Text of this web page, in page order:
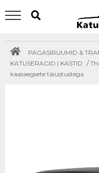
PAGASIRUUMID &
KATUSERAGID | KASTID /
kaasaegsete täiustustega